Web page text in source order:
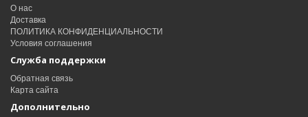
О нас
Доставка
ПОЛИТИКА КОНФИДЕНЦИАЛЬНОСТИ
Условия соглашения
Служба поддержки
Обратная связь
Карта сайта
Дополнительно